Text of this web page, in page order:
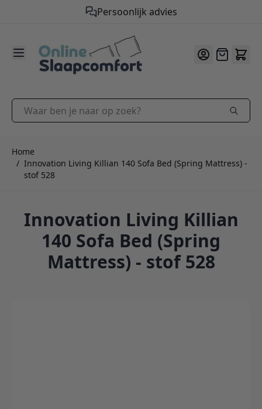
Persoonlijk advies
9.2/10
Offerte
Waar ben je naar op zoek?
Home
/ Innovation Living Killian 140 Sofa Bed (Spring Mattress) -
stof 528
Innovation Living Killian
140 Sofa Bed (Spring
Mattress) - stof 528